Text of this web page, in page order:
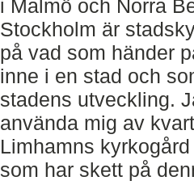
i Malmö och Norra
Stockholm är
på vad som händer
inne i en stad och
stadens utveckling.
använda mig av
Limhamns
som har skett på